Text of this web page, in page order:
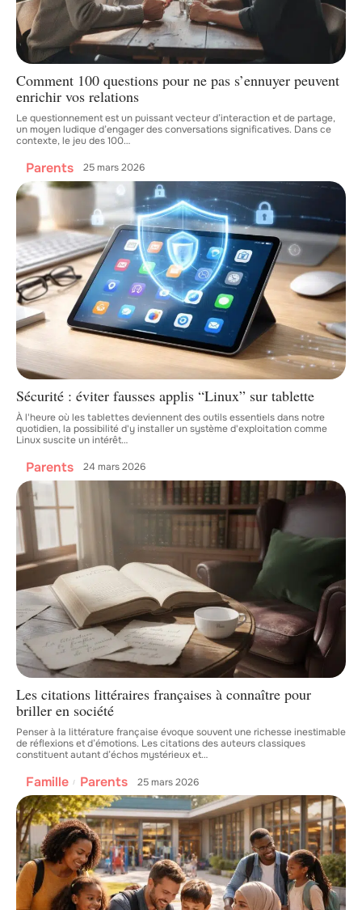
Comment 100 questions pour ne pas s’ennuyer peuvent
enrichir vos relations
Le questionnement est un puissant vecteur d’interaction et de partage,
un moyen ludique d’engager des conversations significatives. Dans ce
contexte, le jeu des 100…
Parents 25 mars 2026
Sécurité : éviter fausses applis “Linux” sur tablette
À l'heure où les tablettes deviennent des outils essentiels dans notre
quotidien, la possibilité d'y installer un système d'exploitation comme
Linux suscite un intérêt…
Parents 24 mars 2026
Les citations littéraires françaises à connaître pour
briller en société
Penser à la littérature française évoque souvent une richesse inestimable
de réflexions et d’émotions. Les citations des auteurs classiques
constituent autant d’échos mystérieux et…
Famille Parents 25 mars 2026